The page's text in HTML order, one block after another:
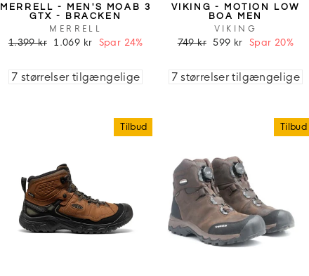
MERRELL - MEN'S MOAB 3
GTX - BRACKEN
MERRELL
1.399 kr 1.069 kr Spar 24%
7 størrelser tilgængelige
VIKING - MOTION LOW
BOA MEN
VIKING
749 kr 599 kr Spar 20%
7 størrelser tilgængelige
Tilbud Tilbud